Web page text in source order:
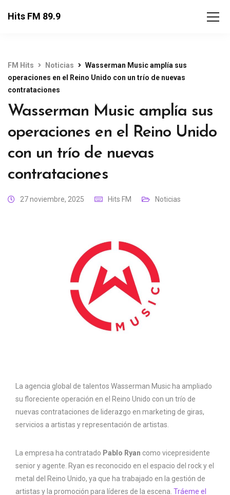
Hits FM 89.9
FM Hits Noticias
Wasserman Music amplía sus
operaciones en el Reino Unido con un trío de nuevas
contrataciones
Wasserman Music amplía sus
operaciones en el Reino Unido
con un trío de nuevas
contrataciones
27 noviembre, 2025 Hits FM Noticias
La agencia global de talentos Wasserman Music ha ampliado
su floreciente operación en el Reino Unido con un trío de
nuevas contrataciones de liderazgo en marketing de giras,
servicios a artistas y representación de artistas.
La empresa ha contratado Pablo Ryan como vicepresidente
senior y agente. Ryan es reconocido en el espacio del rock y el
metal del Reino Unido, ya que ha trabajado en la gestión de
artistas y la promoción para líderes de la escena. Tráeme el